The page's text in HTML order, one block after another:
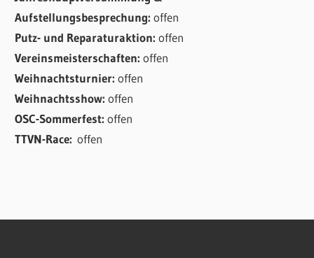
Aufstellungsbesprechung:offen
Putz- und Reparaturaktion:offen
Vereinsmeisterschaften:offen
Weihnachtsturnier:offen
Weihnachtsshow:offen
OSC-Sommerfest:offen
TTVN-Race:offen